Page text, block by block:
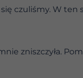
czuliśmy. W ten
zniszczyła.